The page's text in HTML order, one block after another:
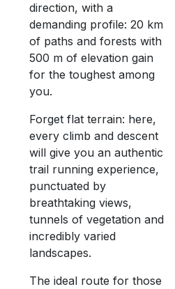
direction, with a
demanding profile: 20 km
of paths and forests with
500 m of elevation gain
for the toughest among
you.
Forget flat terrain: here,
every climb and descent
will give you an authentic
trail running experience,
punctuated by
breathtaking views,
tunnels of vegetation and
incredibly varied
landscapes.
The ideal route for those